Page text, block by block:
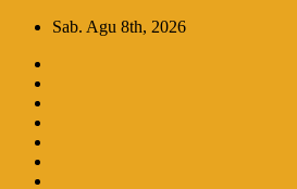
Skip
content
Sab. Agu 8th, 2026